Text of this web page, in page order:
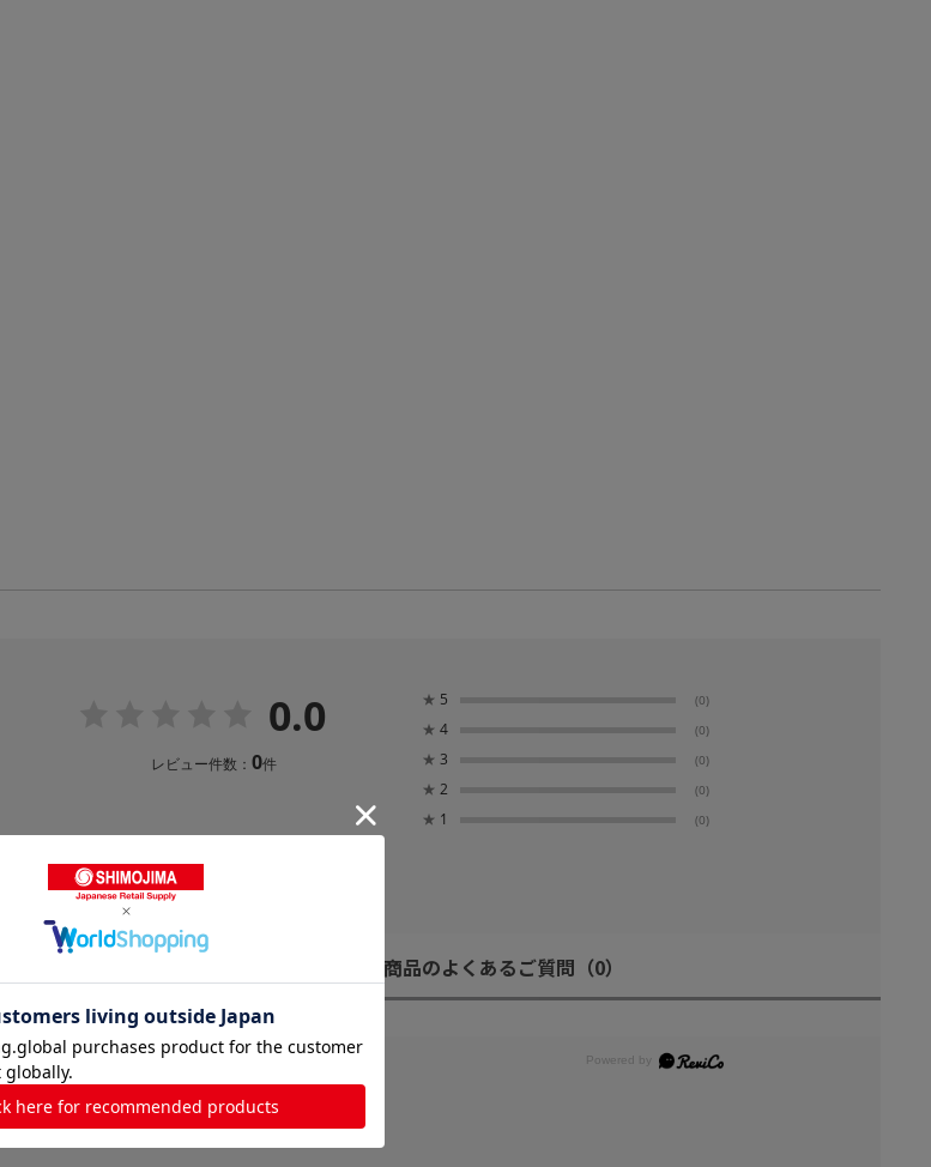
0.0
レビュー件数： 0件
★ 5 (0)
★ 4 (0)
★ 3 (0)
★ 2 (0)
★ 1 (0)
商品のよくあるご質問 （0）
レビューはありません。